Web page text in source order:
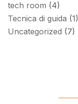
tech room (4)
Tecnica di guida (1)
Uncategorized (7)